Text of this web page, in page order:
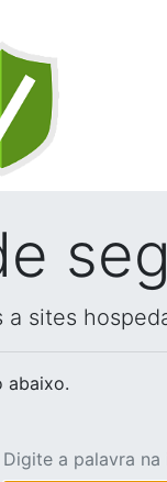
sites
abaixo.
Digite a palavra